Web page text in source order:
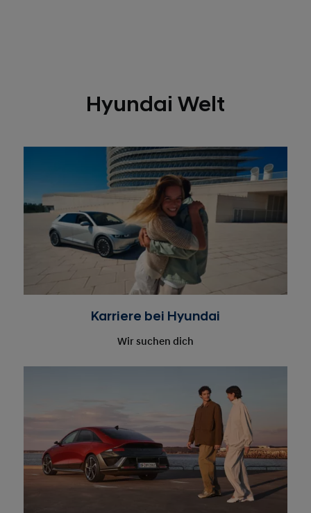
Karriere bei Hyundai
Wir suchen dich
Über Hyundai
Auf der Überholspur Richtung Zukunft